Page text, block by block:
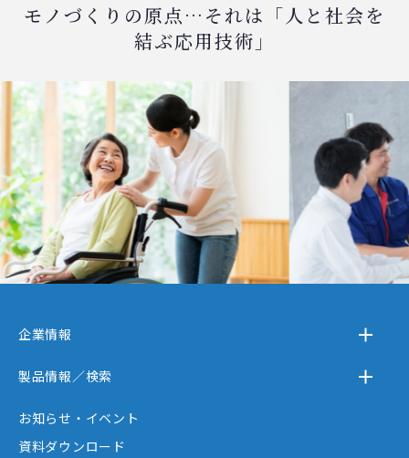
モノづくりの原点…それは「人と社会を
結ぶ応用技術」
企業情報
－企業情報
－テクノスジャパンが選ばれる理由
製品情報／検索
お知らせ・イベント
資料ダウンロード